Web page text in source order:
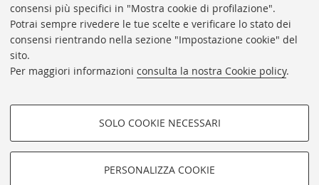
consensi più specifici in "Mostra cookie di profilazione".
Potrai sempre rivedere le tue scelte e verificare lo stato dei
consensi rientrando nella sezione "Impostazione cookie" del
sito.
Per maggiori informazioni consulta la nostra Cookie policy.
COOKIE DI PROFILAZIONE -
FACOLTATIVI
SOLO COOKIE NECESSARI
PERSONALIZZA COOKIE
Sale studio
Carta dei servizi
Proxy
Help Desk
Informazioni sul sito e accessibilità
Impostazioni Cookie